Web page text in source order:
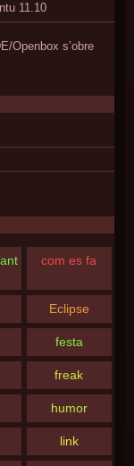
11.10
Openbox s’obre
com es fa
Eclipse
festa
freak
humor
link